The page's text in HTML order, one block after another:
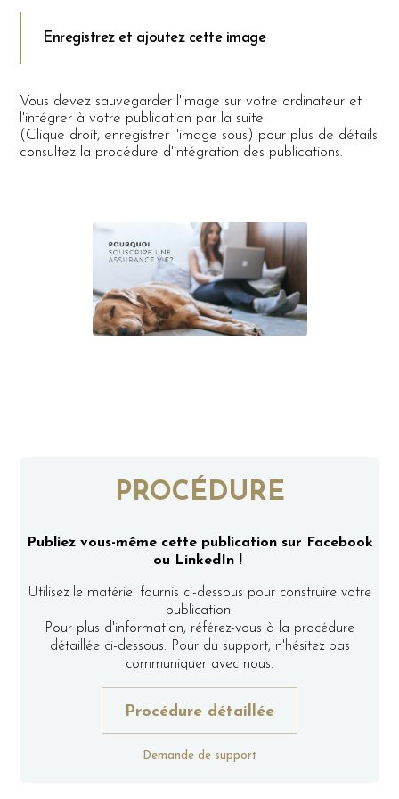
Enregistrez et ajoutez cette image
Vous devez sauvegarder l'image sur votre ordinateur et
l'intégrer à votre publication par la suite.
(Clique droit, enregistrer l'image sous) pour plus de détails
consultez la procédure d'intégration des publications.
PROCÉDURE
Publiez vous-même cette publication sur Facebook
ou LinkedIn !
Utilisez le matériel fournis ci-dessous pour construire votre
publication.
Pour plus d'information, référez-vous à la procédure
détaillée ci-dessous. Pour du support, n'hésitez pas
communiquer avec nous.
Procédure détaillée
Demande de support